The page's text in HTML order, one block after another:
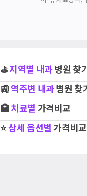
⛳지역별 내과병원 찾
🚉역주변 내과병원 찾
🏥치료별 가격비교
⭐상세 옵션별가격비교